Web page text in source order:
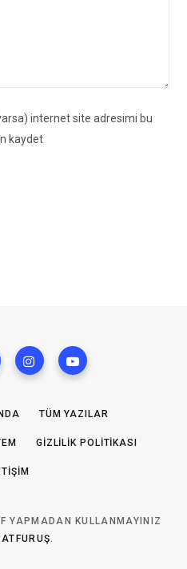
internet site adresimi bu
kaydet
TÜM YAZILAR
GIZLILIK POLITIKASI
YAPMADAN KULLANMAYINIZ